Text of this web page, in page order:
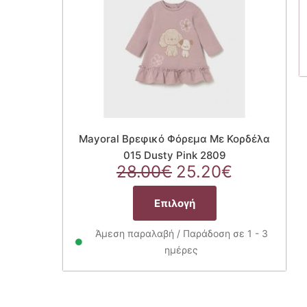
Mayoral Βρεφικό Φόρεμα Με Κορδέλα
015 Dusty Pink 2809
28.00€ Original
price
was:
28.00€.
25.20€
25.20€.
Επιλογή
Αυτό
προϊόν
έχει
παραλλαγές.
Άμεση παραλαβή / Παράδοση σε 1 - 3
ημέρες